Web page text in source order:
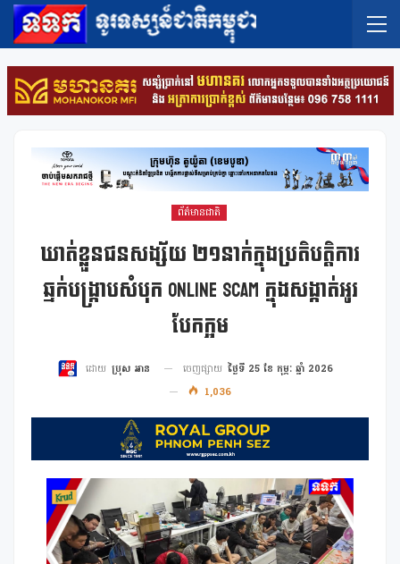
ព័ត៌មានជាតិ
ឃាត់ខ្លួនជនសង្ស័យ ២១នាក់ក្នុងប្រតិបត្តិការ
ឆ្មក់បង្ក្រាបសំបុក Online Scam ក្នុងសង្កាត់អូរ
បែកក្អម
ដោយ ប្រុស អាន ចេញផ្សាយ ថ្ងៃទី 25 ខែ កុម្ភៈ ឆ្នាំ 2026
1,036